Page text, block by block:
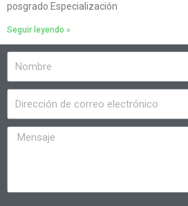
posgrado Especialización
Seguir leyendo »